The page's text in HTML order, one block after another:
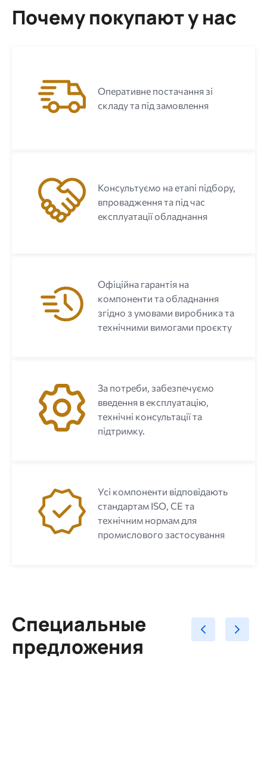
Почему покупают у нас
Оперативне постачання зі
складу та під замовлення
Консультуємо на етапі підбору,
впровадження та під час
експлуатації обладнання
Офіційна гарантія на
компоненти та обладнання
згідно з умовами виробника та
технічними вимогами проєкту
За потреби, забезпечуємо
введення в експлуатацію,
технічні консультації та
підтримку.
Усі компоненти відповідають
стандартам ISO, CE та
технічним нормам для
промислового застосування
Специальные
предложения